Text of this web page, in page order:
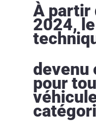
À partir
2024,
devenu
pour